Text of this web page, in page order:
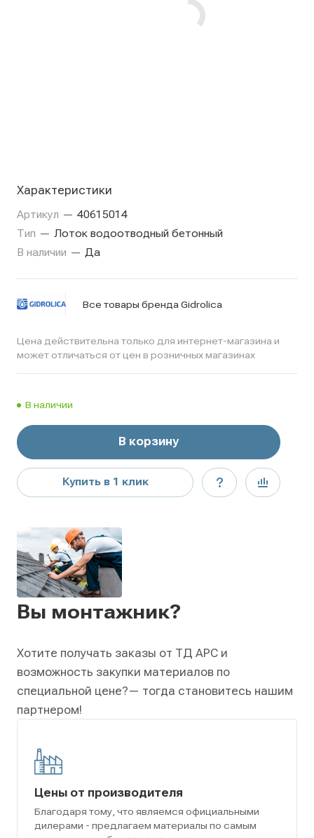
Характеристики
Артикул — 40615014
Тип — Лоток водоотводный бетонный
В наличии — Да
Все товары бренда Gidrolica
Цена действительна только для интернет-магазина и
может отличаться от цен в розничных магазинах
В наличии
В корзину
Купить в 1 клик
Вы монтажник?
Хотите получать заказы от ТД АРС и
возможность закупки материалов по
специальной цене?— тогда становитесь нашим
партнером!
Цены от производителя
Благодаря тому, что являемся официальными
дилерами - предлагаем материалы по самым